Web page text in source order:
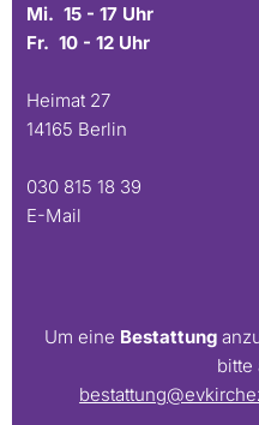
Mi. 15 - 17 Uhr
Fr. 10 - 12 Uhr
Heimat 27
14165 Berlin
030 815 18 39
E-Mail
Um eine Bestattung
bitte